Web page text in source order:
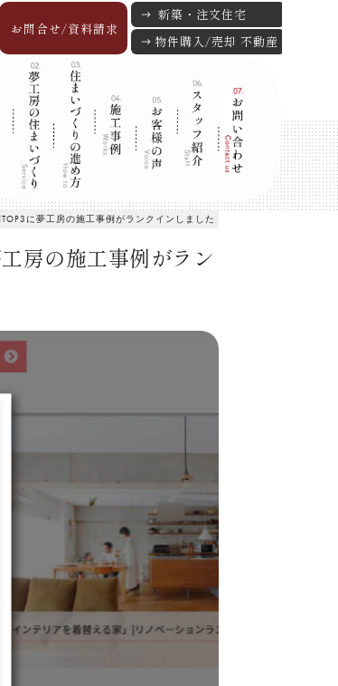
お問合せ/資料請求
新築・注文住宅
物件購入/売却 不動産
に夢工房の施工事例がランクインしました
房の施工事例がラン